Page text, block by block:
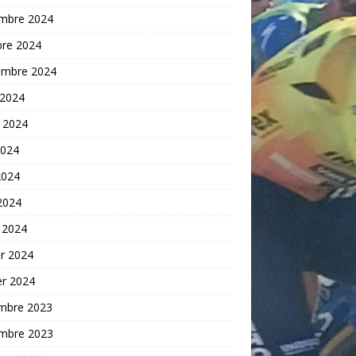
2024
2024
2024
2024
2024
2023
2023